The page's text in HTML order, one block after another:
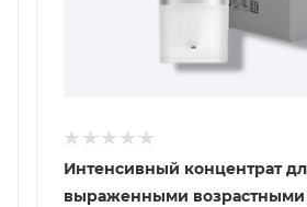
Интенсивный концентрат
выраженными